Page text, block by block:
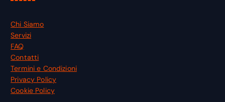
Chi Siamo
Servizi
FAQ
Contatti
Termini e Condizioni
Privacy Policy
Cookie Policy